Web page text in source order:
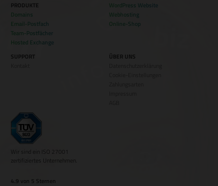
PRODUKTE
Domains
Email-Postfach
Team-Postfächer
Hosted Exchange
WordPress Website
Webhosting
Online-Shop
SUPPORT
ÜBER UNS
Wir sind ein ISO 27001
zertifiziertes Unternehmen.
4.9 von 5 Sternen